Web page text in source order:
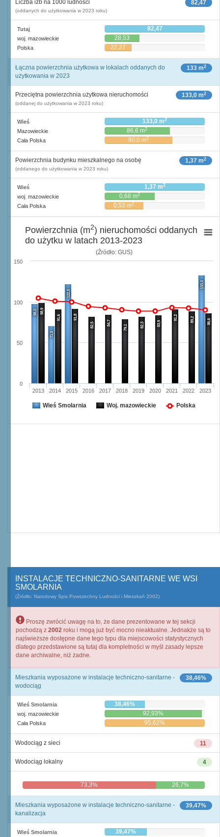
82,47
Liczba izb na 1000 ludności
(oddanych do użytkowania w 2023 roku)
Tutaj 82,47
woj. mazowieckie 28,53
Polska 22,27
133 m2
Łączna powierzchnia użytkowa w lokalach oddanych do
użytkowania w 2023
133,0 m2
Przeciętna powierzchnia użytkowa nieruchomości
(oddanej do użytkowania w 2023 roku)
Wieś 133,0 m2
Mazowieckie 86,6 m2
Cała Polska 90,0 m2
1,37 m2
Powierzchnia budynku mieszkalnego na osobę
(oddanego do użytkowania w 2023 roku)
Wieś 1,37 m2
woj. mazowieckie 0,68 m2
Cała Polska 0,53 m2
(Źródło: GUS)
98,0
71,0
122,0
133,0
98,9
91,6
91,8
82,5
84,7
79,1 82,3 83,9
91,2 89,2 86,6
2013 2014 2015 2016 2017 2018 2019 2020 2021 2022 2023
0
50
100
150
Powierzchnia (m2) nieruchomości oddanych
do użytku w latach 2013-2023
Wieś Smolarnia Woj. mazowieckie Polska
INSTALACJE TECHNICZNO-SANITARNE WE WSI
SMOLARNIA
(Źródło: Narodowy Spis Powszechny Ludności i Mieszkań 2002)
Proszę zwrócić uwagę na to, że dane prezentowane w tej sekcji
pochodzą z 2002 roku i mogą już być mocno nieaktualne. Jednakże są to
najświeższe dostępne dane tego typu dla miejscowości statystycznych
dlatego przedstawione są tutaj dla kompletności w myśl zasady lepsze
dane archiwalne, niż żadne.
38,46%
Mieszkania wyposażone w instalacje techniczno-sanitarne -
wodociąg
Wieś Smolarnia 38,46%
woj. mazowieckie 92,93%
Cała Polska 95,62%
11
Wodociąg z sieci
4
Wodociąg lokalny
73,3% 26,7%
39,47%
Mieszkania wyposażone w instalacje techniczno-sanitarne -
kanalizacja
Wieś Smolarnia 39,47%